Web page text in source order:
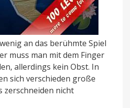
an das berühmte Spiel
muss man mit dem Finger
allerdings kein Obst. In
sich verschieden große
zerschneiden nicht